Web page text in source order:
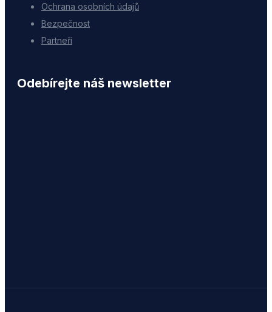
Ochrana osobních údajů
Bezpečnost
Partneři
Odebírejte náš newsletter